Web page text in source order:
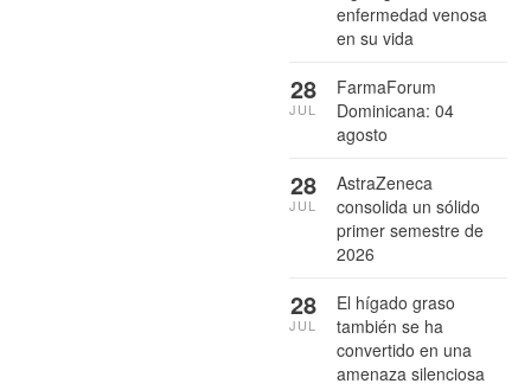
enfermedad venosa
en su vida
FarmaForum
Dominicana: 04
agosto
28
JUL
AstraZeneca
consolida un sólido
primer semestre de
2026
28
JUL
El hígado graso
también se ha
convertido en una
amenaza silenciosa
28
JUL